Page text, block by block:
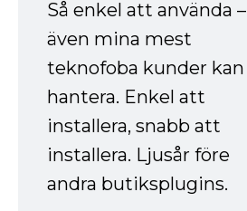
Så enkel att använda –
även mina mest
teknofoba kunder kan
hantera. Enkel att
installera, snabb att
installera. Ljusår före
andra butiksplugins.